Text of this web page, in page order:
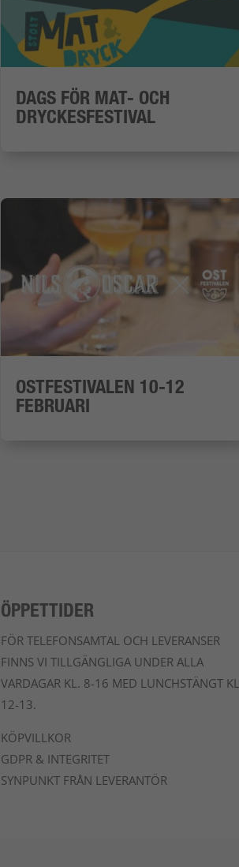
DAGS FÖR MAT- OCH
DRYCKESFESTIVAL
OSTFESTIVALEN 10-12
FEBRUARI
ÖPPETTIDER
FÖR TELEFONSAMTAL OCH LEVERANSER
FINNS VI TILLGÄNGLIGA UNDER ALLA
VARDAGAR KL. 8-16 MED LUNCHSTÄNGT
12-13.
KÖPVILLKOR
GDPR & INTEGRITET
SYNPUNKT FRÅN LEVERANTÖR